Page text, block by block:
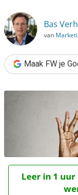
Bas
van
Maak FW je
Leer in 1